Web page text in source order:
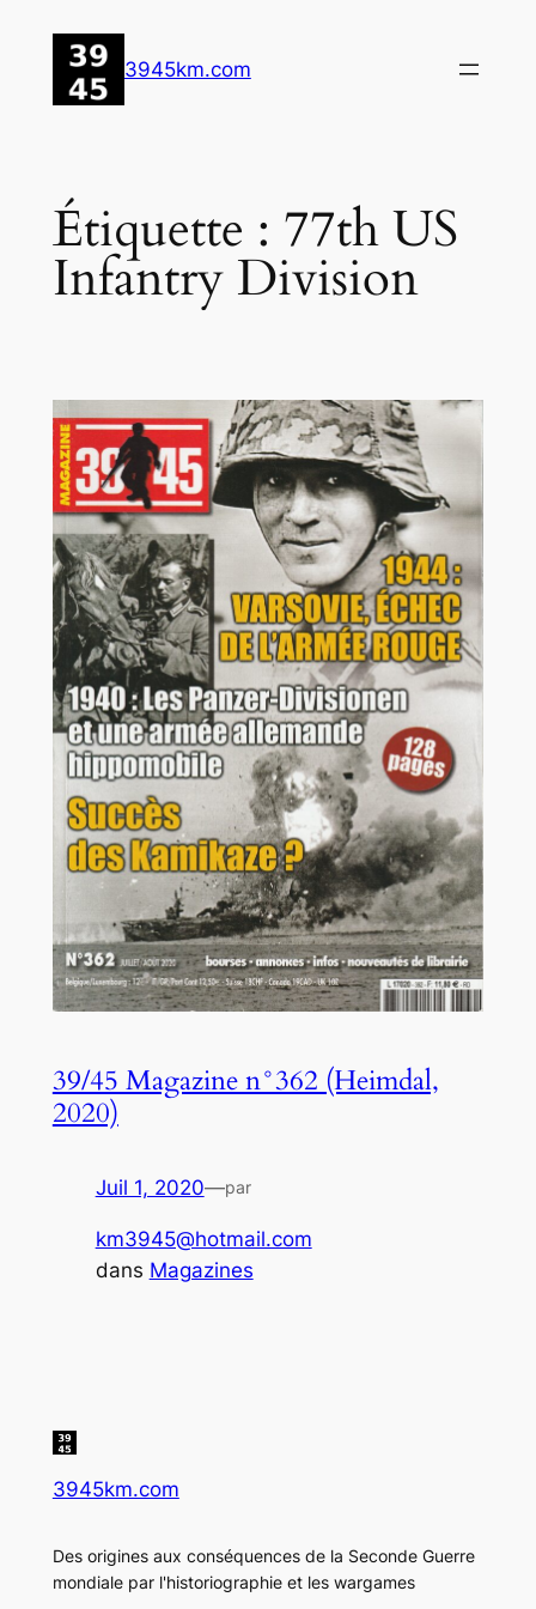
contenu
3945km.com
Étiquette : 77th US
Infantry Division
39/45 Magazine n°362 (Heimdal,
2020)
Juil 1, 2020—par
km3945@hotmail.com
dans Magazines
3945km.com
Des origines aux conséquences de la Seconde Guerre
mondiale par l'historiographie et les wargames